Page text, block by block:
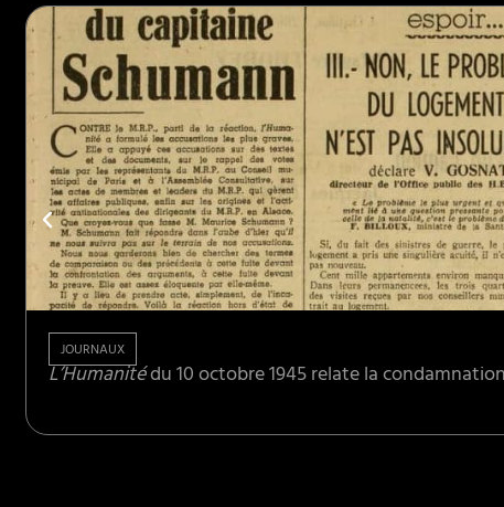
JOURNAUX
L’Humanitédu 10 octobre 1945 relate la